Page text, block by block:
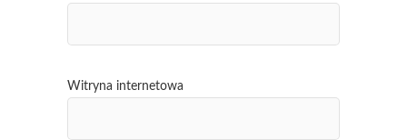
Witryna internetowa